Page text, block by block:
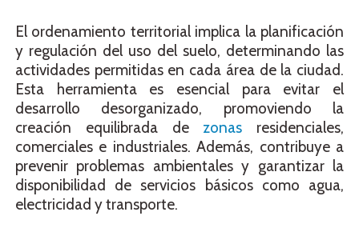
El ordenamiento territorial implica la planificación
y regulación del uso del suelo, determinando las
actividades permitidas en cada área de la ciudad.
Esta herramienta es esencial para evitar el
desarrollo desorganizado, promoviendo la
creación equilibrada de zonas residenciales,
comerciales e industriales. Además, contribuye a
prevenir problemas ambientales y garantizar la
disponibilidad de servicios básicos como agua,
electricidad y transporte.